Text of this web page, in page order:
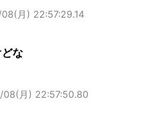
月) 22:57:29.14
な
月) 22:57:50.80